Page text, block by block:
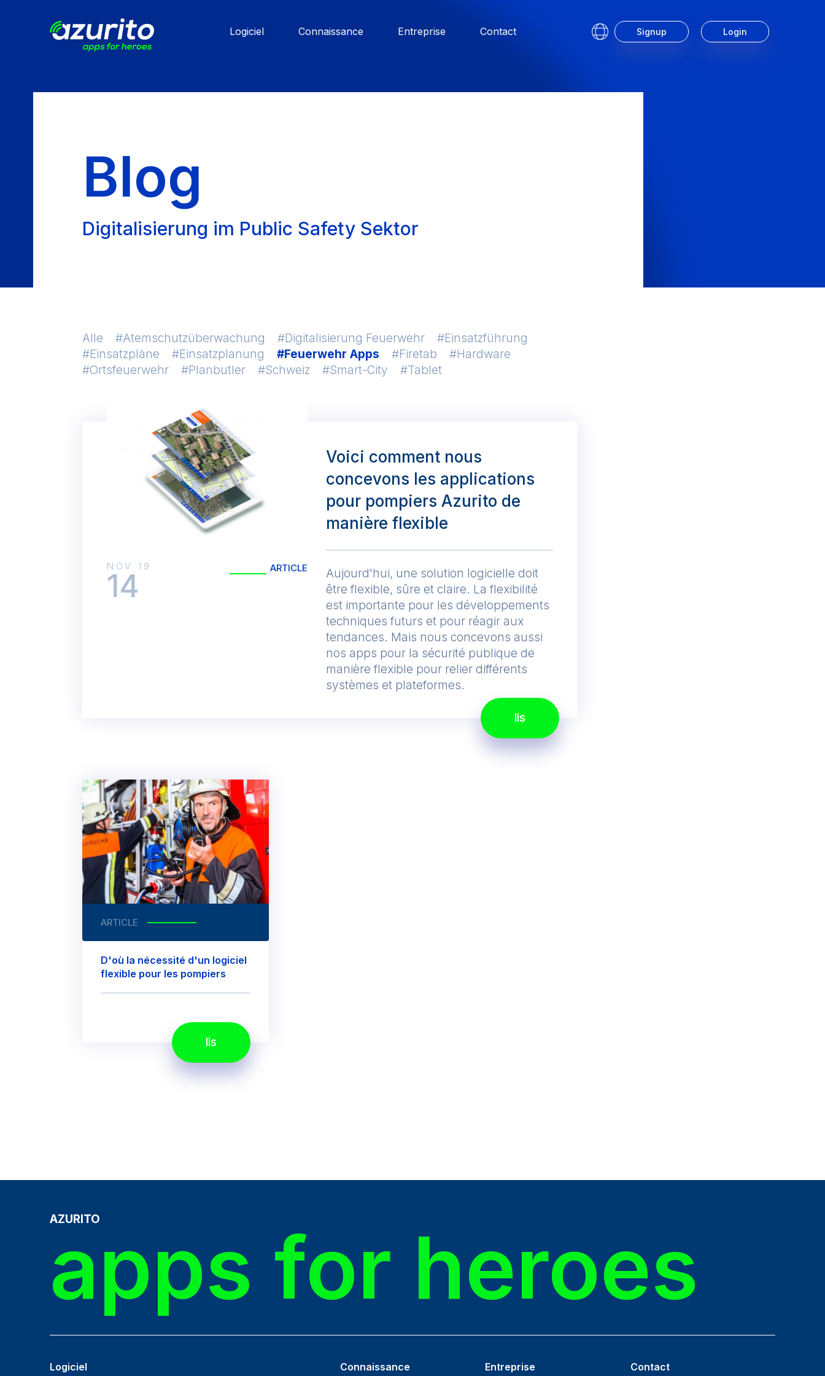
Logiciel Connaissance Entreprise Contact
Service
Signup Login
Blog
Digitalisierung im Public Safety Sektor
Alle Atemschutzüberwachung Digitalisierung Feuerwehr
Einsatzführung
Einsatzpläne
Einsatzplanung Feuerwehr Apps Firetab
Hardware
Ortsfeuerwehr
Planbutler Schweiz Smart-City Tablet
ARTICLE
NOV 19
14
Voici comment nous
concevons les applications
pour pompiers Azurito de
manière flexible
Aujourd'hui, une solution logicielle doit
être flexible, sûre et claire. La flexibilité
est importante pour les développements
techniques futurs et pour réagir aux
tendances. Mais nous concevons aussi
nos apps pour la sécurité publique de
manière flexible pour relier différents
systèmes et plateformes.
lis
ARTICLE
D'où la nécessité d'un logiciel
flexible pour les pompiers
lis
AZURITO
apps for heroes
Logiciel Connaissance Entreprise Contact